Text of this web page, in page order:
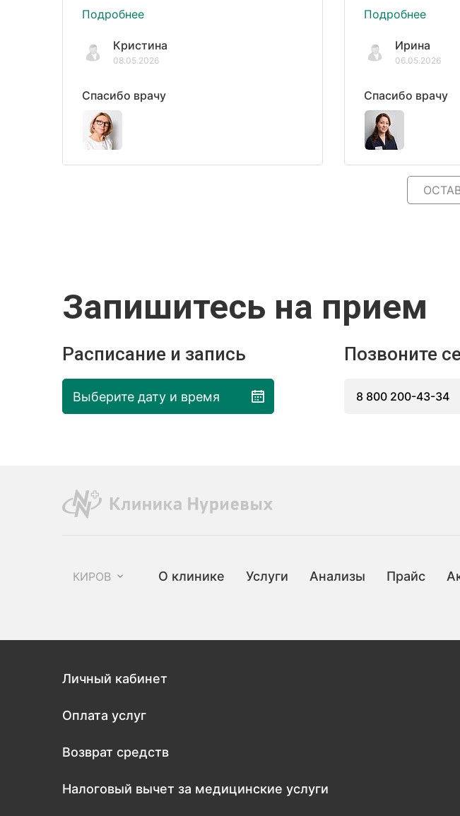
Подробнее
Кристина
08.05.2026
Спасибо врачу
Подробнее
Ирина
06.05.2026
Спасибо врачу
Запишитесь на прием
Расписание и запись
Выберите дату и время
Позвоните
8 800 200-43-34
КИРОВ О клинике Услуги Анализы Прайс
Личный кабинет
Оплата услуг
Возврат средств
Налоговый вычет за медицинские услуги